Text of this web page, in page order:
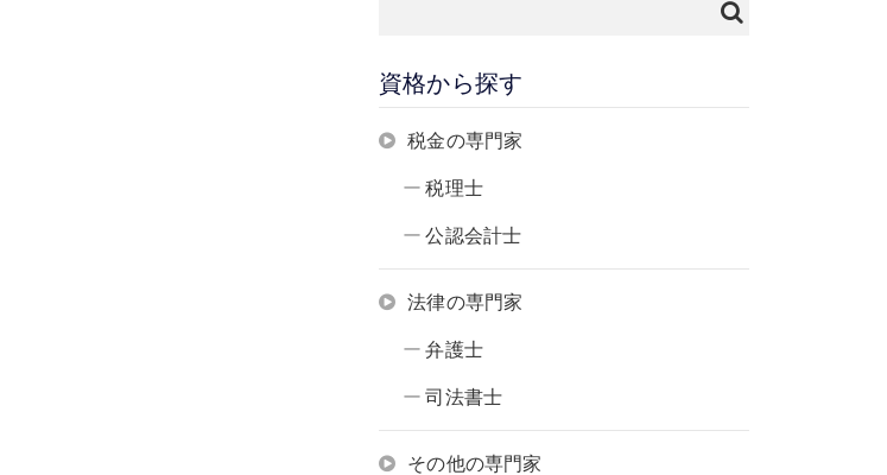
資格から探す
税金の専門家
税理士
公認会計士
法律の専門家
弁護士
司法書士
その他の専門家